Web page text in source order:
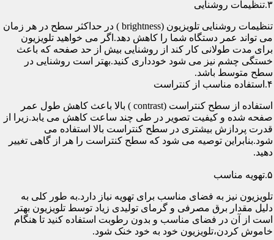
۳.تنظیمات روشنایی
تنظیمات روشنایی تلویزیون (brightness ) در حداکثر سطح در هر زمان
می تواند عمر دستگاه شما را کاهش دهد.اگر می خواهید تلویزیون
برای مدت طولانی کار کند از روشنایی بیش از حد صفحه که باعث
خستگی چشم نیز می شود خودداری کنید.بهتر است روشنایی در
سطح متوسط باشد.
۴.استفاده مناسب از کنتراست
استفاده از سطح کنتراست (contrast ) بالا باعث کاهش طول عمر
صفحه شده و کیفیت تصویر در طی چند ساعت کاهش می یابد.زیرا از
قدرت پردازش بیشتری در سطح کنتراست بالا استفاده می
شود.بنابراین توصیه می شود که سطح کنتراست را هر از گاهی تغییر
دهید.
۵.تهویه مناسب
تلویزیون نیز به فضای مناسب برای تهویه نیاز دارد.به طور کلی به
دلیل مقدار برق مصرفی و گرمای تولیدی زیاد توسط تلویزیون بهتر
است از آن در فضای مناسب و بدون رطوبت استفاده کنید تا هنگام
خاموش کردن،تلویزیون خود به خود خنک شود.